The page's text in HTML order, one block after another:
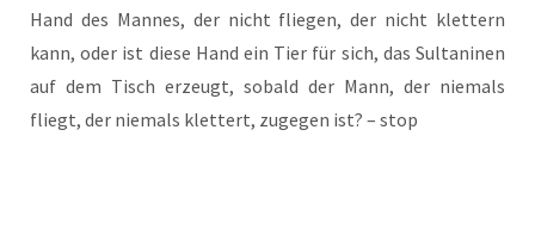
Hand des Man­nes, der nicht flie­gen, der nicht klet­tern
kann, oder ist die­se Hand ein Tier für sich, das Sul­ta­ni­nen
auf dem Tisch erzeugt, sobald der Mann, der nie­mals
fliegt, der nie­mals klet­tert, zuge­gen ist? – stop